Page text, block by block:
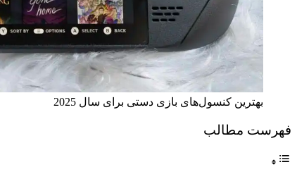
بهترین کنسول‌های بازی دستی برای سال 2025
فهرست مطالب